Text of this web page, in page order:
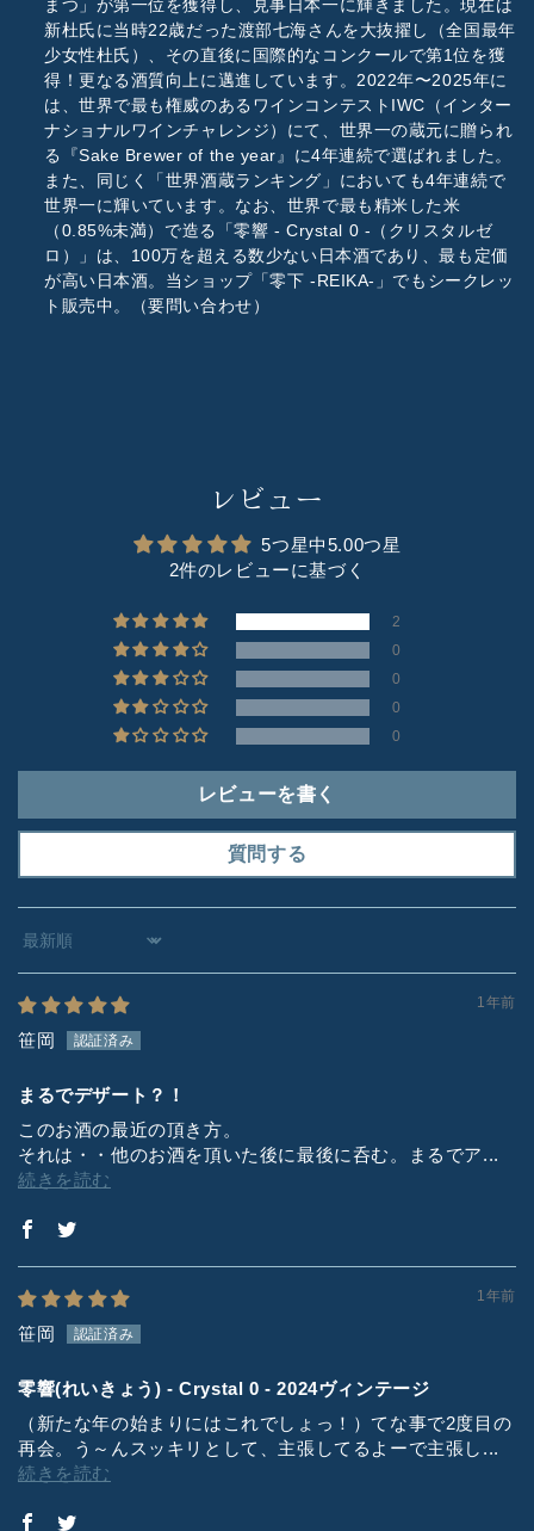
まつ」が第一位を獲得し、見事日本一に輝きました。現在は
新杜氏に当時22歳だった渡部七海さんを大抜擢し（全国最年
少女性杜氏）、その直後に国際的なコンクールで第1位を獲
得！更なる酒質向上に邁進しています。2022年〜2025年に
は、世界で最も権威のあるワインコンテストIWC（インター
ナショナルワインチャレンジ）にて、世界一の蔵元に贈られ
る『Sake Brewer of the year』に4年連続で選ばれました。
また、同じく「世界酒蔵ランキング」においても4年連続で
世界一に輝いています。なお、世界で最も精米した米
（0.85%未満）で造る「零響 - Crystal 0 -（クリスタルゼ
ロ）」は、100万を超える数少ない日本酒であり、最も定価
が高い日本酒。当ショップ「零下 -REIKA-」でもシークレッ
ト販売中。（要問い合わせ）
レビュー
5つ星中5.00つ星
2件のレビューに基づく
2
0
0
0
0
レビューを書く
質問する
Sort by
1年前
笹岡
まるでデザート？！
このお酒の最近の頂き方。
それは・・他のお酒を頂いた後に最後に呑む。まるでア...
続きを読む
1年前
笹岡
零響(れいきょう) - Crystal 0 - 2024ヴィンテージ
（新たな年の始まりにはこれでしょっ！）てな事で2度目の
再会。う～んスッキリとして、主張してるよーで主張し...
続きを読む